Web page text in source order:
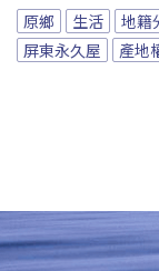
原鄉 生活 地籍
屏東永久屋
產地